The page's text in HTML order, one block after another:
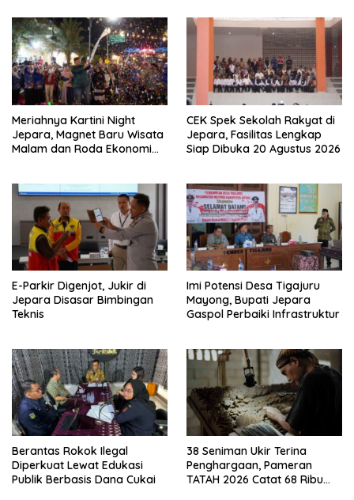
Meriahnya Kartini Night
Jepara, Magnet Baru Wisata
Malam dan Roda Ekonomi
CEK Spek Sekolah Rakyat di
Jepara, Fasilitas Lengkap
Siap Dibuka 20 Agustus 2026
E-Parkir Digenjot, Jukir di
Jepara Disasar Bimbingan
Teknis
Imi Potensi Desa Tigajuru
Mayong, Bupati Jepara
Gaspol Perbaiki Infrastruktur
Berantas Rokok Ilegal
Diperkuat Lewat Edukasi
Publik Berbasis Dana Cukai
38 Seniman Ukir Terina
Penghargaan, Pameran
TATAH 2026 Catat 68 Ribu